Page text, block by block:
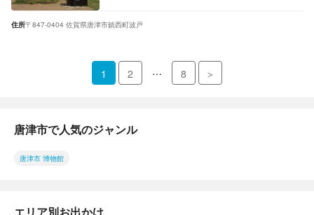
住所〒847-0404 佐賀県唐津市鎮西町波戸
1 2 … 8 ＞
唐津市で人気のジャンル
唐津市 博物館